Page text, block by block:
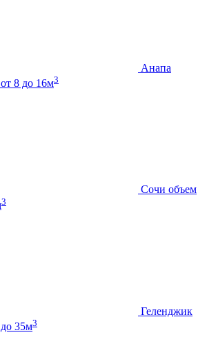
Анапа
8 до 16м3
Сочи объем
3
Геленджик
35м3